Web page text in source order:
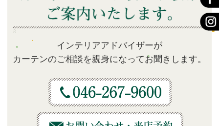
インテリアアドバイザーが
カーテンのご相談を親身になってお聞きします。